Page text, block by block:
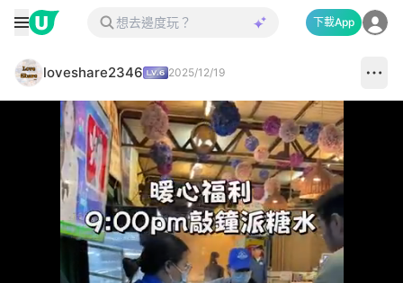
下載App
loveshare2346 2025/12/19